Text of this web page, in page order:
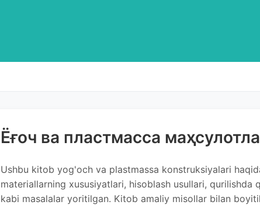
Ёғоч ва пластмасса
Ushbu kitob yog'och va plastmassa konstruksiyalari
materiallarning xususiyatlari, hisoblash usullari, qurilishda
kabi masalalar yoritilgan. Kitob amaliy misollar bilan